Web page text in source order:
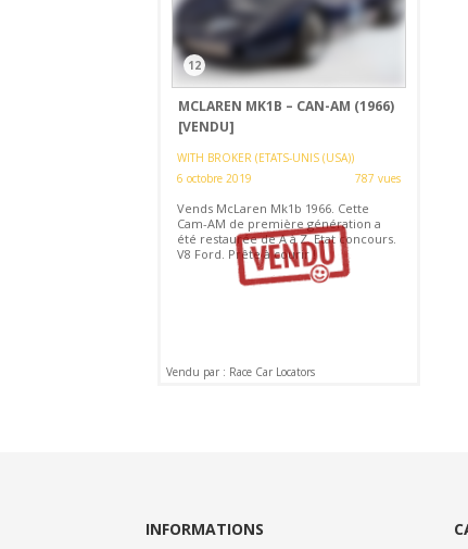
12
MCLAREN MK1B – CAN-AM (1966)
[VENDU]
WITH BROKER (ETATS-UNIS (USA))
6 octobre 2019
787 vues
Vends McLaren Mk1b 1966. Cette
Cam-AM de première génération a
été restaurée de A à Z. Etat concours.
V8 Ford. Prête à courir !
Vendu par : Race Car Locators
INFORMATIONS